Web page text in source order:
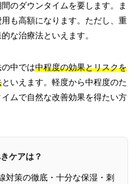
のダウンタイムを要します。ま
も高額になります。ただし、重
な治療法といえます。
中では中程度の効果とリスクを
といえます。軽度から中程度のた
ムで自然な改善効果を得たい方
ケアは？
対策の徹底・十分な保湿・刺